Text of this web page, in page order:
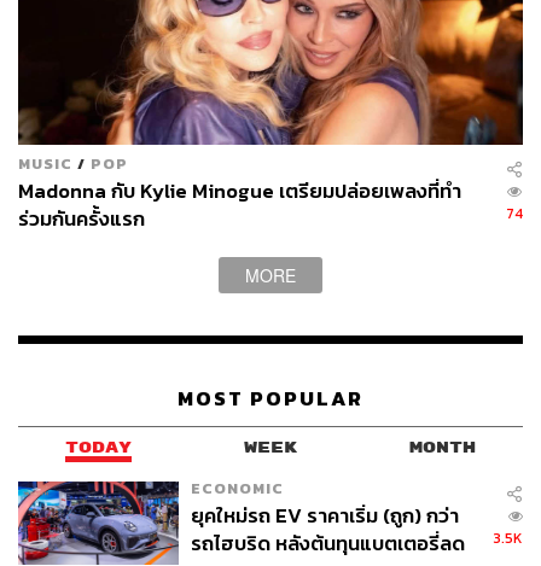
MUSIC / POP
Madonna กับ Kylie Minogue เตรียมปล่อยเพลงที่ทำ
ร่วมกันครั้งแรก
74
MORE
MOST POPULAR
TODAY WEEK MONTH
ECONOMIC
ยุคใหม่รถ EV ราคาเริ่ม (ถูก) กว่า
รถไฮบริด หลังต้นทุนแบตเตอรี่ลด
3.5K